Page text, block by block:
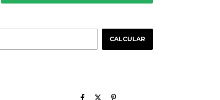
CALCULAR